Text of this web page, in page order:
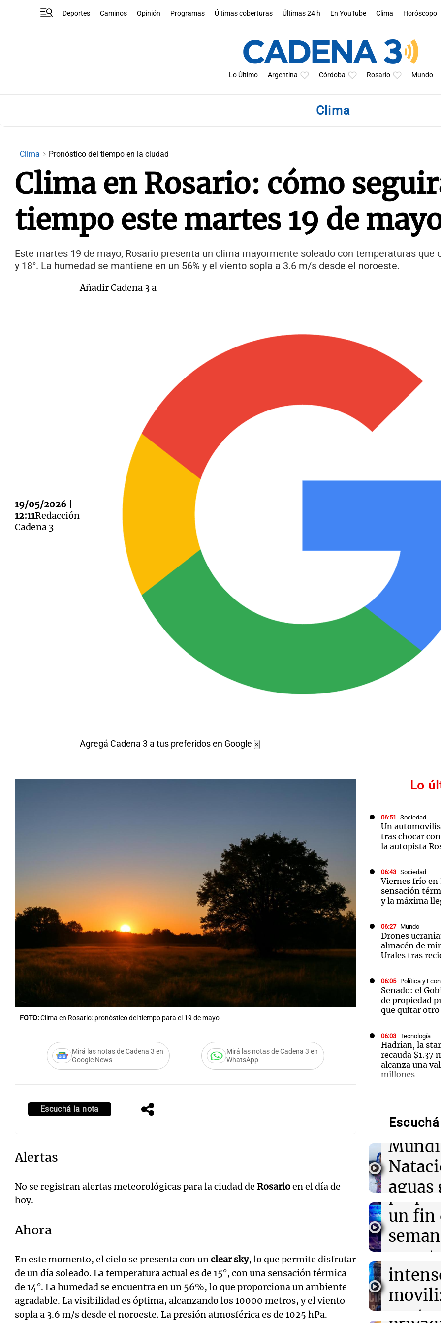
Deportes Caminos Opinión Programas Últimas coberturas Últimas 24 h En YouTube Clima Horóscopo
Lo Último Argentina Córdoba Rosario Mundo
Clima
Clima Pronóstico del tiempo en la ciudad
Clima en Rosario: cómo
tiempo este martes 19 de
Este martes 19 de mayo, Rosario presenta un clima mayormente soleado con temperaturas que
y 18°. La humedad se mantiene en un 56% y el viento sopla a 3.6 m/s desde el noroeste.
19/05/2026 |
12:11Redacción
Cadena 3
Añadir Cadena 3 a
Agregá Cadena 3 a tus preferidos en Google ×
FOTO:Clima en Rosario: pronóstico del tiempo para el 19 de mayo
Mirá las notas de Cadena 3 en
Google News
Mirá las notas de Cadena 3 en
WhatsApp
Escuchá la nota
Alertas
No se registran alertas meteorológicas para la ciudad de Rosarioen el día de
hoy.
Ahora
En este momento, el cielo se presenta con unclear sky, lo que permite disfrutar
de un día soleado. La temperatura actual es de 15°, con una sensación térmica
de 14°. La humedad se encuentra en un 56%, lo que proporciona un ambiente
agradable. La visibilidad es óptima, alcanzando los 10000 metros, y el viento
sopla a 3.6 m/s desde el noroeste. La presión atmosférica es de 1025 hPa.
Lo
06:51 Sociedad
Un
tras chocar
la autopista
06:43 Sociedad
Viernes frío en
sensación
y la máxima
06:27 Mundo
Drones
almacén de
Urales tras
06:05 Política y
Senado: el
de propiedad
que quitar
06:03 Tecnología
Hadrian, la
recauda $1.37
alcanza una
millones
saga de
1924
Punto Bobo:
mujeres
sufrimiento
Mundo
Explosión en
heridos y
parte del
El AMOC se
mientras una
corriente
aguas
frente
Turno
Audio.
un fin
y
ley de
Panorama
Episodios
Audio.
Audio.
el
Audio.
Notas
Editorial
Notas
Mundial 2026 Cadena 3